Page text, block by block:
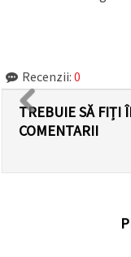
Recenzii: 0
TREBUIE SĂ FIȚI
COMENTARII